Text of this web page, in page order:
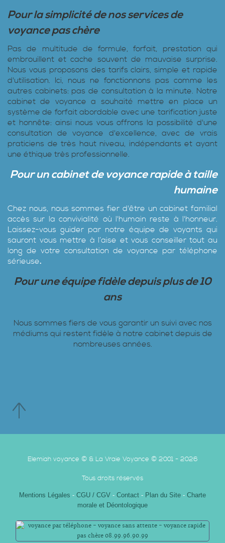
Pour la simplicité de nos services de
voyance pas chère
Pas de multitude de formule, forfait, prestation qui
embrouillent et cache souvent de mauvaise surprise.
Nous vous proposons des tarifs clairs, simple et rapide
d'utilisation. Ici, nous ne fonctionnons pas comme les
autres cabinets: pas de consultation à la minute. Notre
cabinet de voyance a souhaité mettre en place un
système de forfait abordable avec une tarification juste
et honnête: ainsi nous vous offrons la possibilité d'une
consultation de voyance d'excellence, avec de vrais
praticiens de très haut niveau, indépendants et ayant
une éthique très professionnelle.
Pour un cabinet de voyance rapide à taille
humaine
Chez nous, nous sommes fier d'être un cabinet familial
accès sur la convivialité où l'humain reste à l'honneur.
Laissez-vous guider par notre équipe de voyants qui
sauront vous mettre à l’aise et vous conseiller tout au
long de votre consultation de voyance par téléphone
sérieuse.
Pour une équipe fidèle depuis plus de 10
ans
Nous sommes fiers de vous garantir un suivi avec nos
médiums qui restent fidèle à notre cabinet depuis de
nombreuses années.
Elemiah voyance © & La Vraie Voyance © 2001 - 2026
Tous droits réservés
Mentions Légales - CGU / CGV - Contact - Plan du Site - Charte
morale et Déontologique